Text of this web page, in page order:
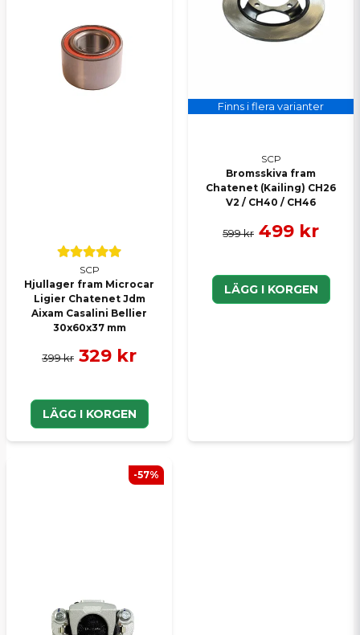
SCP
Hjullager fram Microcar
Ligier Chatenet Jdm
Aixam Casalini Bellier
30x60x37 mm
399 kr 329 kr
LÄGG I KORGEN
Finns i flera varianter
SCP
Bromsskiva fram
Chatenet (Kailing) CH26
V2 / CH40 / CH46
599 kr 499 kr
LÄGG I KORGEN
-57%